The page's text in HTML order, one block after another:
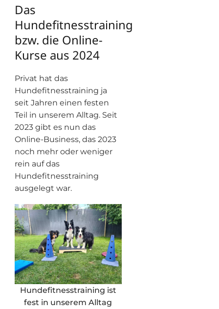
Das
Hundefitnesstraining
bzw. die Online-
Kurse aus 2024
Privat hat das
Hundefitnesstraining ja
seit Jahren einen festen
Teil in unserem Alltag. Seit
2023 gibt es nun das
Online-Business, das 2023
noch mehr oder weniger
rein auf das
Hundefitnesstraining
ausgelegt war.
Hundefitnesstraining ist
fest in unserem Alltag